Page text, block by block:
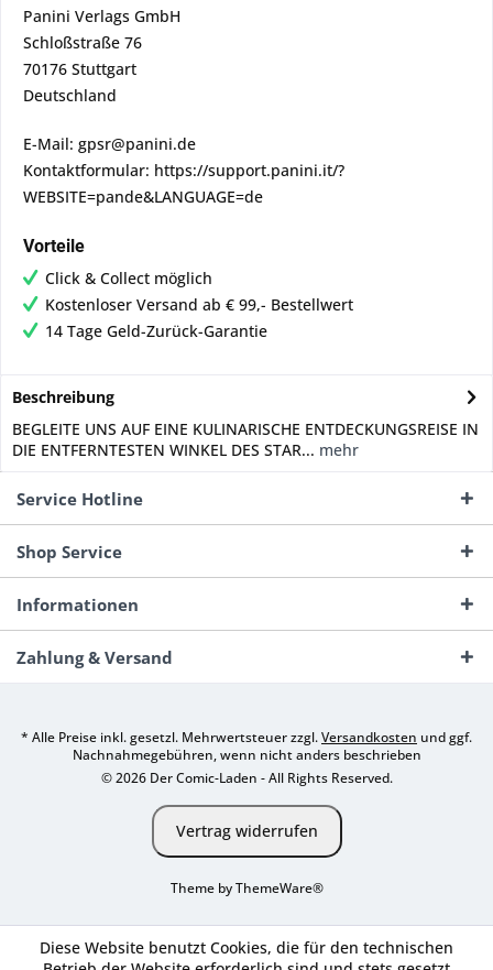
Panini Verlags GmbH
Schloßstraße 76
70176 Stuttgart
Deutschland
E-Mail: gpsr@panini.de
Kontaktformular: https://support.panini.it/?
WEBSITE=pande&LANGUAGE=de
Vorteile
Click & Collect möglich
Kostenloser Versand ab € 99,- Bestellwert
14 Tage Geld-Zurück-Garantie
Beschreibung
BEGLEITE UNS AUF EINE KULINARISCHE ENTDECKUNGSREISE IN
DIE ENTFERNTESTEN WINKEL DES STAR... mehr
Service Hotline
Shop Service
Informationen
Zahlung & Versand
* Alle Preise inkl. gesetzl. Mehrwertsteuer zzgl.Versandkosten und ggf.
Nachnahmegebühren, wenn nicht anders beschrieben
© 2026 Der Comic-Laden - All Rights Reserved.
Vertrag widerrufen
Theme byThemeWare®
Diese Website benutzt Cookies, die für den technischen